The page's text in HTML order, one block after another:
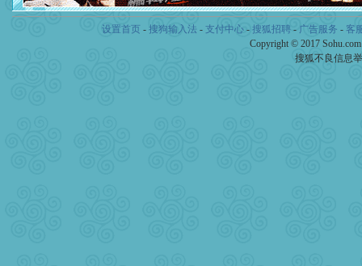
颜！冬去春来似水如烟，
[春节]传说薰衣草有四片叶
片叶子是希望，第三片叶
送你一棵薰衣草，愿你新年
设置首页 - 搜狗输入法 - 支付中心- 搜狐招聘- 广告服务 - 客
Copyright © 2017
搜狐不良信息